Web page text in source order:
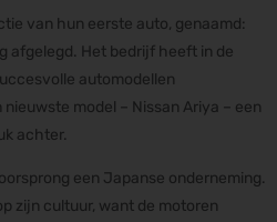
van hun eerste auto, genaamd:
afgelegd. Het bedrijf heeft in de
automodellen
model – Nissan Ariya – een
achter.
een Japanse onderneming.
zijn cultuur, want de motoren